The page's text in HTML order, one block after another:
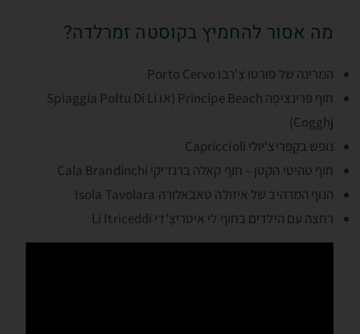
מה אסור להחמיץ בקוסטה זמרלדה?
המרינה של פּורטו צֶ'רְבו Porto Cervo
חוף פּרינְציפֶה Principe Beach (או Spiaggia Poltu Di Li
Cogghj)
נופש בקָפְּריצ'יולי Capriccioli
חוף טהיטי הקטן – חוף קאלה ברנדיקי Cala Brandinchi
הנוף המרהיב של איזולה טאבאלורה Isola Tavolara
רחצה עם הילדים בחוף לי איטְריצֶ'די Li Itriceddi